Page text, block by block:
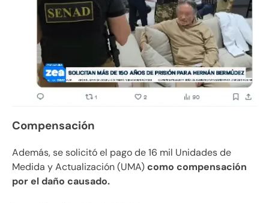
Compensación
Además, se solicitó el pago de 16 mil Unidades de
Medida y Actualización (UMA)como compensación
por el daño causado.